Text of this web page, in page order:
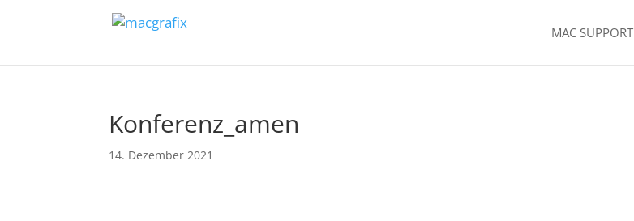
MAC SUPPORT
Konferenz_amen
14. Dezember 2021